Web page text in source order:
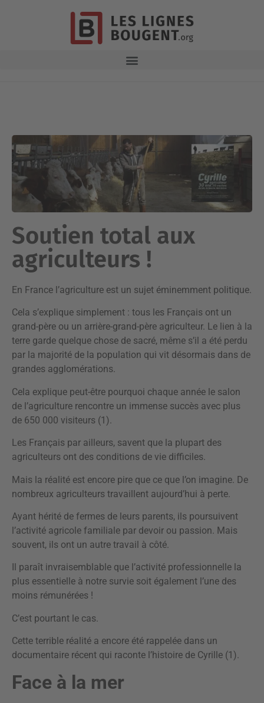
Soutien total aux
agriculteurs !
En France l’agriculture est un sujet éminemment politique.
Cela s’explique simplement : tous les Français ont un
grand-père ou un arrière-grand-père agriculteur. Le lien à la
terre garde quelque chose de sacré, même s’il a été perdu
par la majorité de la population qui vit désormais dans de
grandes agglomérations.
Cela explique peut-être pourquoi chaque année le salon
de l’agriculture rencontre un immense succès avec plus
de 650 000 visiteurs (1).
Les Français par ailleurs, savent que la plupart des
agriculteurs ont des conditions de vie difficiles.
Mais la réalité est encore pire que ce que l’on imagine. De
nombreux agriculteurs travaillent aujourd’hui à perte.
Ayant hérité de fermes de leurs parents, ils poursuivent
l’activité agricole familiale par devoir ou passion. Mais
souvent, ils ont un autre travail à côté.
Il paraît invraisemblable que l’activité professionnelle la
plus essentielle à notre survie soit également l’une des
moins rémunérées !
C’est pourtant le cas.
Cette terrible réalité a encore été rappelée dans un
documentaire récent qui raconte l’histoire de Cyrille (1).
Face à la mer